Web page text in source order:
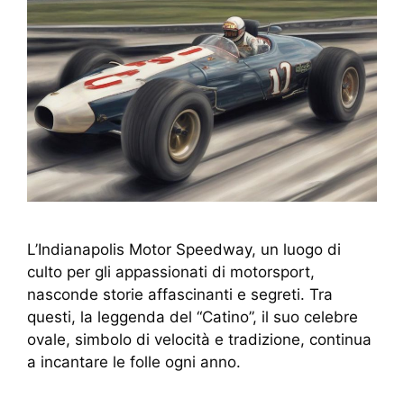
L’Indianapolis Motor Speedway, un luogo di
culto per gli appassionati di motorsport,
nasconde storie affascinanti e segreti. Tra
questi, la leggenda del “Catino”, il suo celebre
ovale, simbolo di velocità e tradizione, continua
a incantare le folle ogni anno.